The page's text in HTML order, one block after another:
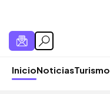
InicioNoticiasTurismo